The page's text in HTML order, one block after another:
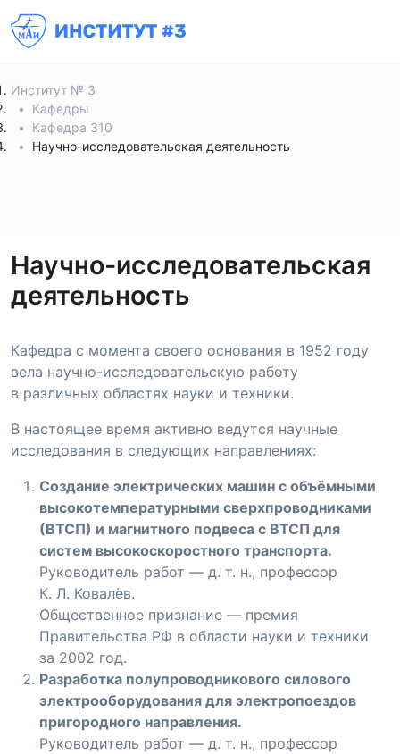
Институт № 3
Кафедры
Кафедра 310
Научно-исследовательская деятельность
Научно-исследовательская
деятельность
Кафедра с момента своего основания в 1952 году
вела научно-исследовательскую работу
в различных областях науки и техники.
В настоящее время активно ведутся научные
исследования в следующих направлениях:
Cоздание электрических машин с объёмными
высокотемпературными сверхпроводниками
(ВТСП) и магнитного подвеса с ВТСП для
систем высокоскоростного транспорта.
Руководитель работ — д. т. н., профессор
К. Л. Ковалёв.
Общественное признание — премия
Правительства РФ в области науки и техники
за 2002 год.
Разработка полупроводникового силового
электрооборудования для электропоездов
пригородного направления.
Руководитель работ — д. т. н., профессор